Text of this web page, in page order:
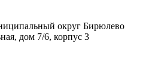
округ Бирюлево
дом 7/6, корпус 3